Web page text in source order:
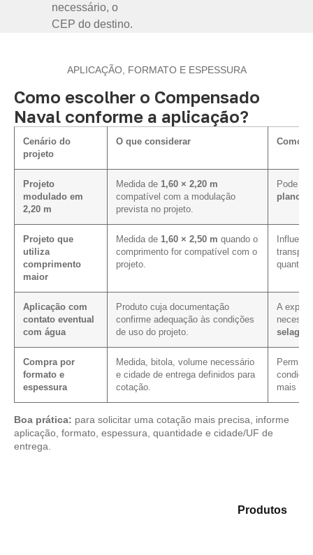
necessário, o
CEP do destino.
APLICAÇÃO, FORMATO E ESPESSURA
Como escolher o Compensado
Naval conforme a aplicação?
Cenário do
projeto
O que considerar Como
Projeto
modulado em
2,20 m
Medida de 1,60 × 2,20 m
compatível com a modulação
prevista no projeto.
Pode
plano
Projeto que
utiliza
comprimento
maior
Medida de 1,60 × 2,50 m quando o
comprimento for compatível com o
projeto.
Aplicação com
contato eventual
com água
Produto cuja documentação
confirme adequação às condições
de uso do projeto.
A
Compra por
formato e
espessura
Medida, bitola, volume necessário
e cidade de entrega definidos para
cotação.
Permite
mais
Boa prática: para solicitar uma cotação mais precisa, informe
aplicação, formato, espessura, quantidade e cidade/UF de
entrega.
Produtos